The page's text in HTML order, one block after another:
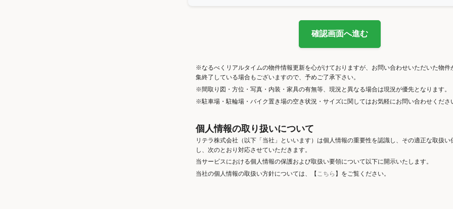
確認画面へ進む
※なるべくリアルタイムの物件情報更新を心がけておりますが、お問い合わせいただいた物件
集終了している場合もございますので、予めご了承下さい。
※間取り図・方位・写真・内装・家具の有無等、現況と異なる場合は現況が優先となります。
※駐車場・駐輪場・バイク置き場の空き状況・サイズに関してはお気軽にお問い合わせくださ
個人情報の取り扱いについて
リテラ株式会社（以下「当社」といいます）は個人情報の重要性を認識し、その適正な取扱い
し、次のとおり対応させていただきます。
当サービスにおける個人情報の保護および取扱い要領について以下に開示いたします。
当社の個人情報の取扱い方針については、【 こちら 】をご覧ください。